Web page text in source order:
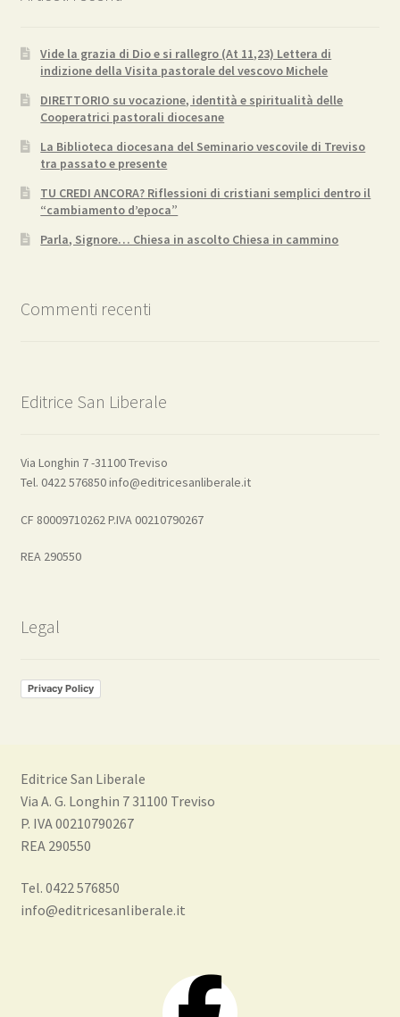
Vide la grazia di Dio e si rallegro (At 11,23) Lettera di
indizione della Visita pastorale del vescovo Michele
DIRETTORIO su vocazione, identità e spiritualità delle
Cooperatrici pastorali diocesane
La Biblioteca diocesana del Seminario vescovile di Treviso
tra passato e presente
TU CREDI ANCORA? Riflessioni di cristiani semplici dentro il
“cambiamento d’epoca”
Parla, Signore… Chiesa in ascolto Chiesa in cammino
Commenti recenti
Editrice San Liberale
Via Longhin 7 -31100 Treviso
Tel. 0422 576850 info@editricesanliberale.it
CF 80009710262 P.IVA 00210790267
REA 290550
Legal
Privacy Policy
Editrice San Liberale
Via A. G. Longhin 7 31100 Treviso
P. IVA 00210790267
REA 290550
Tel. 0422 576850
info@editricesanliberale.it